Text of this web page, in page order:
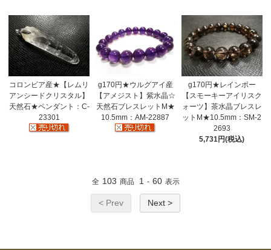
コロンビア産★【レムリ
アンシードクリスタル】
天然石★ペンダント：C-
23301
g170円★ウルグアイ産
【アメジスト】紫水晶☆
天然石ブレスレットM★
10.5mm：AM-22887
g170円★レインボー
【スモーキーアイリスク
ォーツ】茶水晶ブレスレ
ットM★10.5mm：SM-2
2693
5,731円(税込)
全 103 商品 1 - 60 表示
< Prev Next >